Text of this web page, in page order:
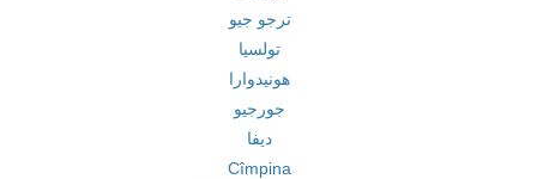
ترجو جيو
تولسيا
هونيدوارا
جورجيو
ديفا
Cîmpina